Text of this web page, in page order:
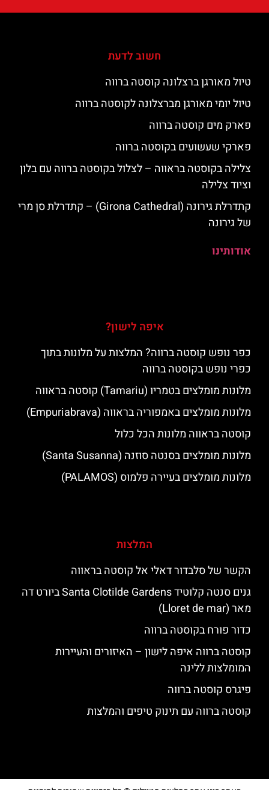
חשוב לדעת
טיול מאורגן ברצלונה קוסטה ברווה
טיול יומי מאורגן מברצלונה לקוסטה ברווה
פארק מים קוסטה ברווה
פארקי שעשועים בקוסטה ברווה
צלילה בקוסטה בראווה – לצלול בקוסטה ברווה עם בלון
וציוד צלילה
קתדרלת גירונה (Girona Cathedral) – קתדרלת סן מרי
של גירונה
אודותינו
איפה לישון?
כפר נופש קוסטה ברווה? המלצות על מלונות בתוך
כפרי נופש בקוסטה ברווה
מלונות מומלצים בטמריו (Tamariu) קוסטה בראווה
מלונות מומלצים באמפוריה בראווה (Empuriabrava)
קוסטה בראווה מלונות הכל כלול
מלונות מומלצים בסנטה סוזנה (Santa Susanna)
מלונות מומלצים בעיירה פלמוס (PALAMOS)
המלצות
הקשר של סלבדור דאלי אל קוסטה בראווה
גנים סנטה קלוטיד Santa Clotilde Gardens ביורט דה
מאר (Lloret de mar)
כדור פורח בקוסטה ברווה
קוסטה ברווה איפה לישון – האיזורים והעיירות
המומלצות ללינה
פיגרס קוסטה ברווה
קוסטה ברווה עם תינוק טיפים והמלצות